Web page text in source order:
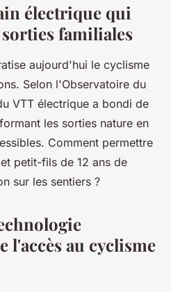
électrique qui
familiales
aujourd'hui le cyclisme
Selon l'Observatoire du
VTT électrique a bondi de
les sorties nature en
Comment permettre
petit-fils de 12 ans de
sur les sentiers ?
au cyclisme